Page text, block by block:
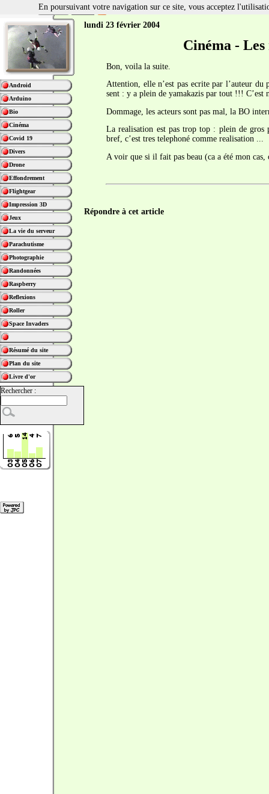
Android
Arduino
Bio
Cinéma
Covid 19
Divers
Drone
Effondrement
Flightgear
Impression 3D
Jeux
La vie du serveur
Parachutisme
Photographie
Randonnées
Raspberry
Reflexions
Roller
Space Invaders
Résumé du site
Plan du site
Livre d'or
Rechercher :
lundi 23 février 2004
Cinéma -
Bon, voila la suite.
Attention, elle n’est pas ecrite par l’auteur
sent : y a plein de yamakazis par tout !!!
Dommage, les acteurs sont pas mal, la BO
La realisation est pas trop top : plein de gros
bref, c’est tres telephoné comme realisation ...
A voir que si il fait pas beau (ca a été mon
Répondre à cet article
En poursuivant votre navigation sur ce site, vous acceptez